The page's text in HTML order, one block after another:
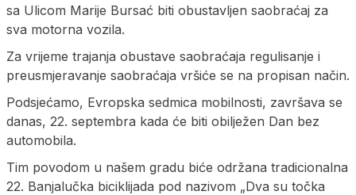
sa Ulicom Marije Bursać biti obustavljen saobraćaj za
sva motorna vozila.
Za vrijeme trajanja obustave saobraćaja regulisanje i
preusmjeravanje saobraćaja vršiće se na propisan način.
Podsjećamo, Evropska sedmica mobilnosti, završava se
danas, 22. septembra kada će biti obilježen Dan bez
automobila.
Tim povodom u našem gradu biće održana tradicionalna
22. Banjalučka biciklijada pod nazivom „Dva su točka